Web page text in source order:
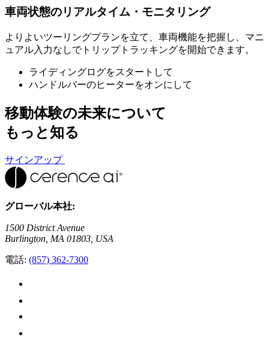
車両状態のリアルタイム・モニタリング
よりよいツーリングプランを立て、車両機能を把握し、マニ
ュアル入力なしでトリップトラッキングを開始できます。
ライディングログをスタートして
ハンドルバーのヒーターをオンにして
移動体験の未来について
もっと知る
サインアップ
グローバル本社:
1500 District Avenue
Burlington, MA 01803, USA
電話: (857) 362-7300